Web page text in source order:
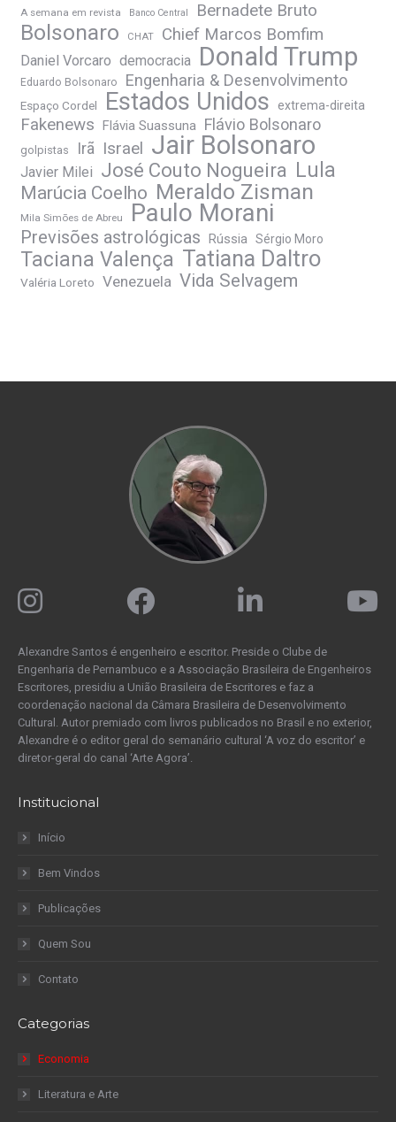
A semana em revista Banco Central Bernadete Bruto
Bolsonaro CHAT Chief Marcos Bomfim
Daniel Vorcaro democracia Donald Trump
Eduardo Bolsonaro Engenharia & Desenvolvimento
Espaço Cordel Estados Unidos extrema-direita
Fakenews Flávia Suassuna Flávio Bolsonaro
golpistas Irã Israel Jair Bolsonaro
Javier Milei José Couto Nogueira Lula
Marúcia Coelho Meraldo Zisman
Mila Simões de Abreu Paulo Morani
Previsões astrológicas Rússia Sérgio Moro
Taciana Valença Tatiana Daltro
Valéria Loreto Venezuela Vida Selvagem
Alexandre Santos é engenheiro e escritor. Preside o Clube de
Engenharia de Pernambuco e a Associação Brasileira de Engenheiros
Escritores, presidiu a União Brasileira de Escritores e faz a
coordenação nacional da Câmara Brasileira de Desenvolvimento
Cultural. Autor premiado com livros publicados no Brasil e no exterior,
Alexandre é o editor geral do semanário cultural ‘A voz do escritor’ e
diretor-geral do canal ‘Arte Agora’.
Institucional
Início
Bem Vindos
Publicações
Quem Sou
Contato
Categorias
Economia
Literatura e Arte